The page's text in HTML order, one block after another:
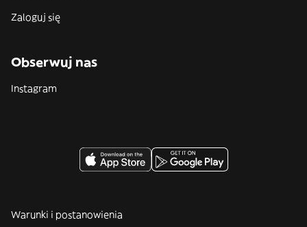
Zaloguj się
Obserwuj nas
Instagram
Warunki i postanowienia